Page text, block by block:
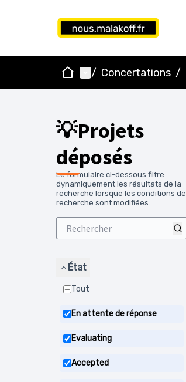
AccueilMenu principal
/ Concertations /
💡Projets
déposés
Le formulaire ci-dessous filtre
dynamiquement les résultats de la
recherche lorsque les conditions de
recherche sont modifiées.
État
Tout
En attente de réponse
Evaluating
Accepted